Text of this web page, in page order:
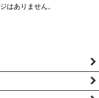
はありません。